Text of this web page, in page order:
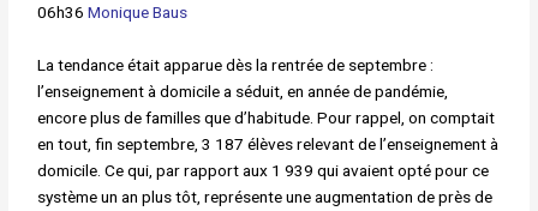
06h36 Monique Baus
La tendance était apparue dès la rentrée de septembre :
l’enseignement à domicile a séduit, en année de pandémie,
encore plus de familles que d’habitude. Pour rappel, on comptait
en tout, fin septembre, 3 187 élèves relevant de l’enseignement à
domicile. Ce qui, par rapport aux 1 939 qui avaient opté pour ce
système un an plus tôt, représente une augmentation de près de